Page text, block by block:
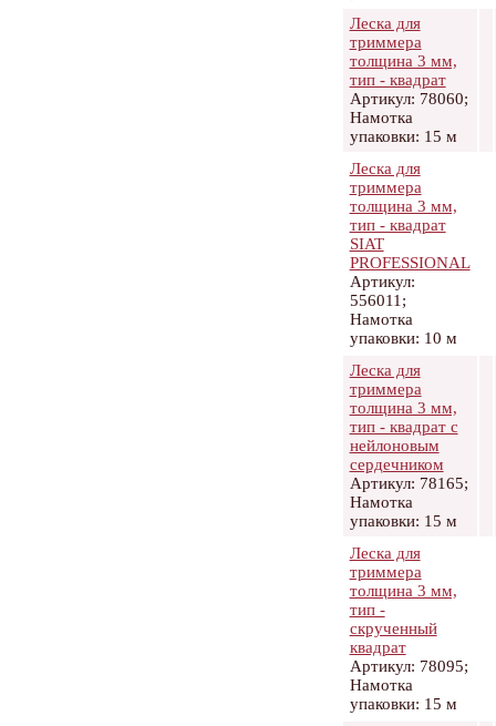
Леска для
триммера
толщина 3 мм,
тип - квадрат
Артикул: 78060;
Намотка
упаковки: 15 м
Леска для
триммера
толщина 3 мм,
тип - квадрат
SIAT
PROFESSIONAL
Артикул:
556011;
Намотка
упаковки: 10 м
Леска для
триммера
толщина 3 мм,
тип - квадрат с
нейлоновым
сердечником
Артикул: 78165;
Намотка
упаковки: 15 м
Леска для
триммера
толщина 3 мм,
тип -
скрученный
квадрат
Артикул: 78095;
Намотка
упаковки: 15 м